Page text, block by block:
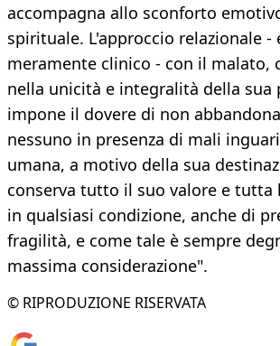
accompagna allo sconforto
spirituale. L'approccio relazionale -
meramente clinico - con il malato,
nella unicità e integralità della sua
impone il dovere di non
nessuno in presenza di mali
umana, a motivo della sua
conserva tutto il suo valore e tutta
in qualsiasi condizione, anche di
fragilità, e come tale è sempre
massima considerazione".
© RIPRODUZIONE RISERVATA